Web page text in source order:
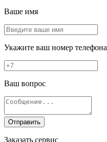
Ваше имя
Укажите ваш номер телефона
Ваш вопрос
Отправить
Заказать сервис